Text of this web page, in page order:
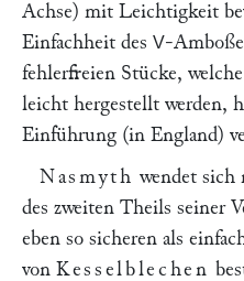
Achse) mit Leichtigkeit
Einfachheit des V-
fehlerfreien Stücke,
leicht hergestellt werden,
Einführung (in England)
Nasmyth wendet sich
des zweiten Theils seiner
eben so sicheren als
von Kesselblechen